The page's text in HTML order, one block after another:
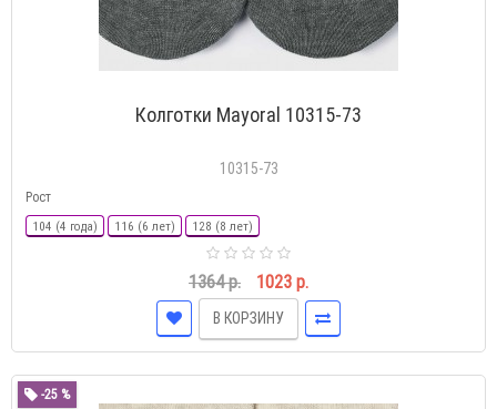
Колготки Mayoral 10315-73
10315-73
Рост
104 (4 года) 116 (6 лет) 128 (8 лет)
1364 р. 1023 р.
В КОРЗИНУ
-25 %